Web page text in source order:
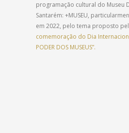
programação cultural do Museu
Santarém: +MUSEU,
em 2022, pelo tema proposto
comemoração do Dia
PODER DOS MUSEUS”.